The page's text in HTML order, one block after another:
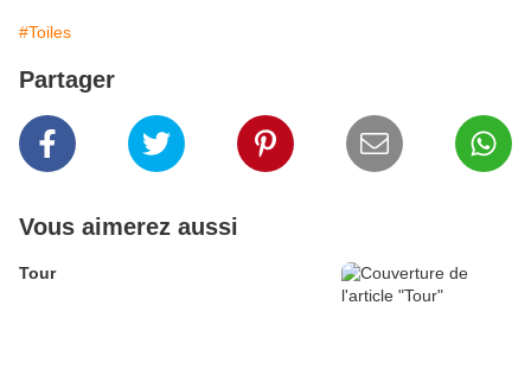
#Toiles
Partager
Vous aimerez aussi
Tour